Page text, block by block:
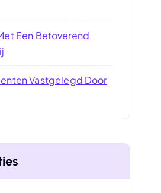
Een Betoverend
Vastgelegd Door